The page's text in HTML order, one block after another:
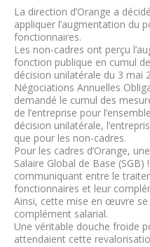
La direction d’Orange a
appliquer l’augmentation du
fonctionnaires.
Les non-cadres ont perçu
fonction publique en cumul
décision unilatérale du 3 mai
Négociations Annuelles
demandé le cumul des
de l’entreprise pour
décision unilatérale,
que pour les non-cadres.
Pour les cadres d’Orange,
Salaire Global de Base
communiquant entre le
fonctionnaires et leur
Ainsi, cette mise en œuvre
complément salarial.
Une véritable douche froide
attendaient cette